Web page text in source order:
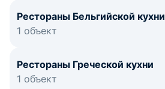
Рестораны Бельгийской кухни
1 объект
Рестораны Греческой кухни
1 объект